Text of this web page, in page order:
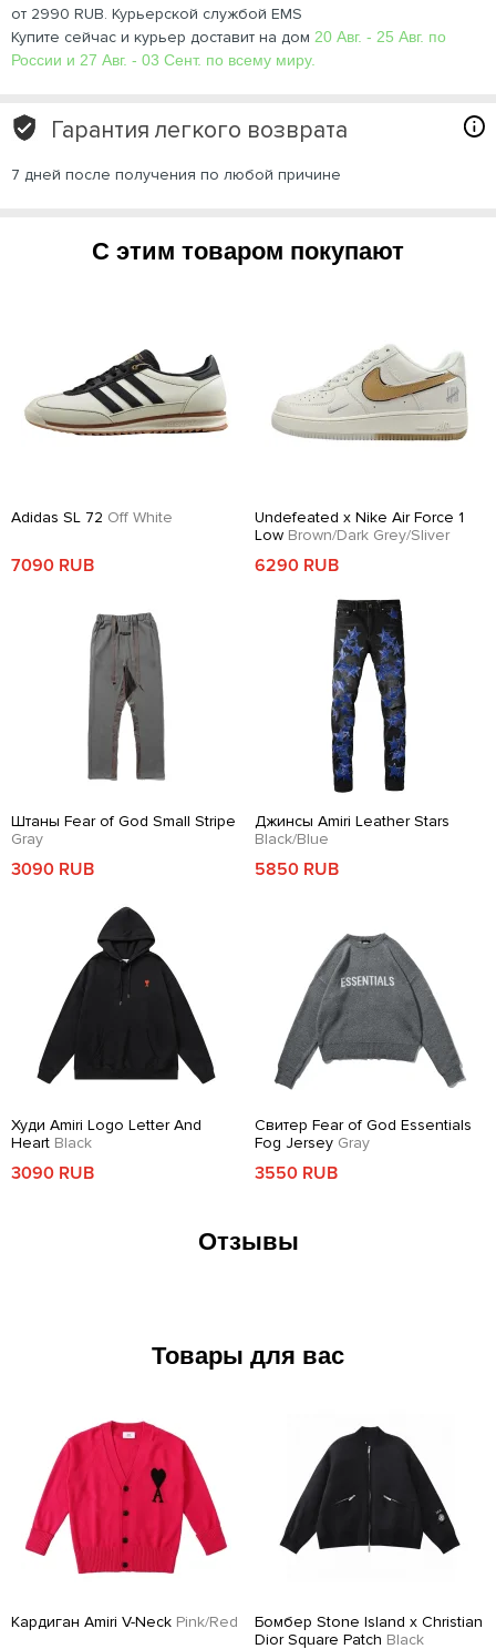
от 2990 RUB. Курьерской службой EMS
Купите сейчас и курьер доставит на дом 20 Авг. - 25 Авг. по
России и 27 Авг. - 03 Сент. по всему миру.
Гарантия легкого возврата
7 дней после получения по любой причине
С этим товаром покупают
Adidas SL 72 Off White
7090 RUB
Undefeated x Nike Air Force 1
Low Brown/Dark Grey/Sliver
6290 RUB
Штаны Fear of God Small Stripe
Gray
3090 RUB
Джинсы Amiri Leather Stars
Black/Blue
5850 RUB
Худи Amiri Logo Letter And
Heart Black
3090 RUB
Свитер Fear of God Essentials
Fog Jersey Gray
3550 RUB
Отзывы
Товары для вас
Кардиган Amiri V-Neck Pink/Red
Бомбер Stone Island x Christian
Dior Square Patch Black